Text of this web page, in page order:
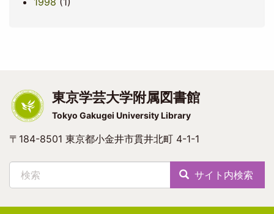
東京学芸大学附属図書館
Tokyo Gakugei University Library
〒184-8501 東京都小金井市貫井北町 4-1-1
検索
サイト内検索